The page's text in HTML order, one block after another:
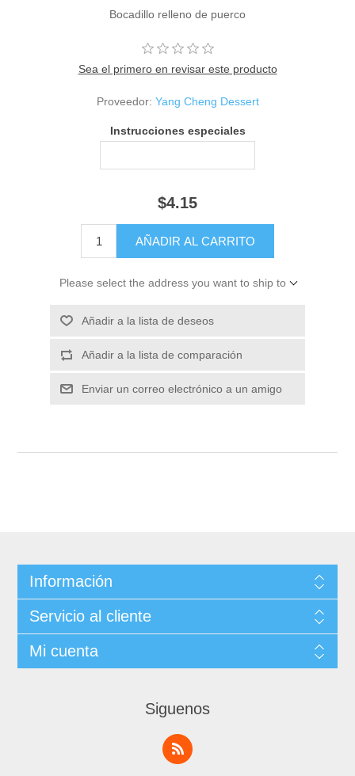
Bocadillo relleno de puerco
Sea el primero en revisar este producto
Proveedor: Yang Cheng Dessert
Instrucciones especiales
$4.15
Please select the address you want to ship to
Información
Servicio al cliente
Mi cuenta
Siguenos